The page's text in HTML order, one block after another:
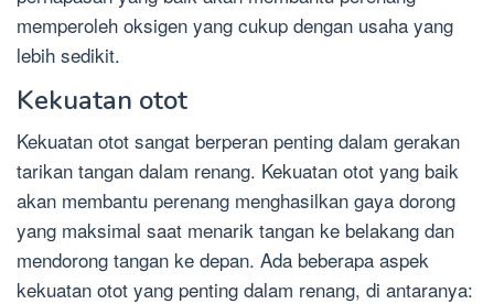
memperoleh oksigen yang cukup dengan usaha yang
lebih sedikit.
Kekuatan otot
Kekuatan otot sangat berperan penting dalam gerakan
tarikan tangan dalam renang. Kekuatan otot yang baik
akan membantu perenang menghasilkan gaya dorong
yang maksimal saat menarik tangan ke belakang dan
mendorong tangan ke depan. Ada beberapa aspek
kekuatan otot yang penting dalam renang, di antaranya: